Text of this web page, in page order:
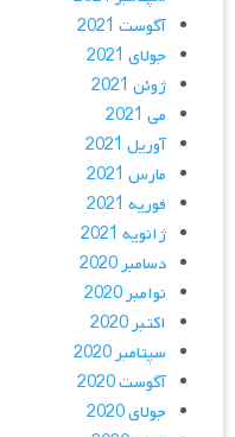
آگوست 2021
جولای 2021
ژوئن 2021
می 2021
آوریل 2021
مارس 2021
فوریه 2021
ژانویه 2021
دسامبر 2020
نوامبر 2020
اکتبر 2020
سپتامبر 2020
آگوست 2020
جولای 2020